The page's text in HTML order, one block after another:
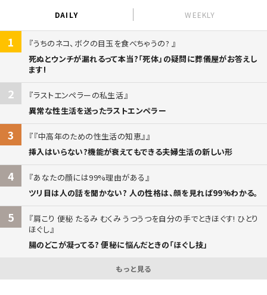
DAILY WEEKLY
1
うちのネコ、ボクの目玉を食べちゃうの?
死ぬとウンチが漏れるって本当?「死体」の疑問に葬儀屋がお答えし
ます!
2
ラストエンペラーの私生活
異常な性生活を送ったラストエンペラー
3
『中高年のための性生活の知恵』
挿入はいらない?機能が衰えてもできる夫婦生活の新しい形
4
あなたの顔には99%理由がある
ツリ目は人の話を聞かない? 人の性格は、顔を見れば99%わかる。
5
肩こり 便秘 たるみ むくみ うつうつを自分の手でときほぐす! ひとり
ほぐし
腸のどこが凝ってる? 便秘に悩んだときの「ほぐし技」
もっと見る